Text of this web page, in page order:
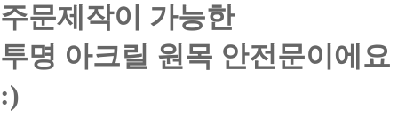
주문제작이 가능한
투명 아크릴 원목 안전문이에요
:)